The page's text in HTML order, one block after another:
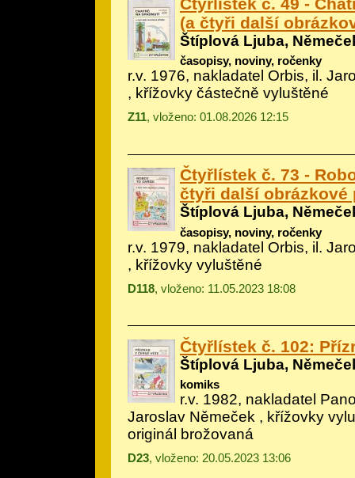
Čtyřlístek č. 49 -
(a čtyři další
Štíplová Ljuba,
časopisy, noviny, ročenky
r.v. 1976, nakladatel Orbis, il.
, křížovky částečně vyluštěné
Z11, vloženo: 01.08.2026 12:15
Čtyřlístek č. 73 -
čtyři další obrázkové
Štíplová Ljuba,
časopisy, noviny, ročenky
r.v. 1979, nakladatel Orbis, il.
, křížovky vyluštěné
D118, vloženo: 11.05.2023 18:08
Čtyřlístek č. 102:
Štíplová Ljuba,
komiks
r.v. 1982, nakladatel
Jaroslav Němeček , křížovky
originál brožovaná
D23, vloženo: 20.05.2023 13:06